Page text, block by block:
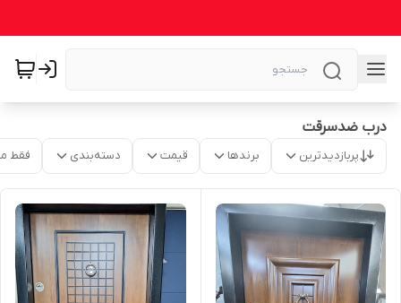
درب ضدسرقت
پربازدیدترین برندها قیمت دسته‌بندی فقط